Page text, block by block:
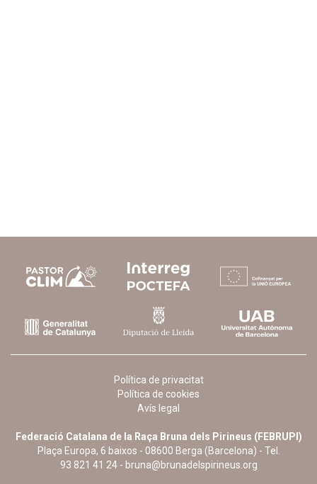
Política de privacitat
Política de cookies
Avís legal
Federació Catalana de la Raça Bruna dels Pirineus (FEBRUPI)
Plaça Europa, 6 baixos - 08600 Berga (Barcelona) - Tel.
93 821 41 24- bruna@brunadelspirineus.org